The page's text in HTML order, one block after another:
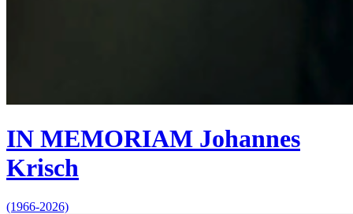
IN MEMORIAM Johannes
Krisch
(1966-2026)